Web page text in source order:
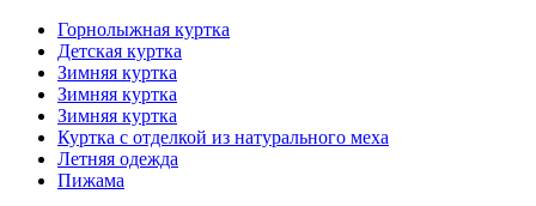
Горнолыжная куртка
Детская куртка
Зимняя куртка
Зимняя куртка
Зимняя куртка
Куртка с отделкой из натурального меха
Летняя одежда
Пижама